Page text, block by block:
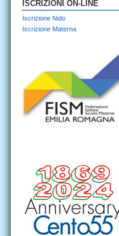
ISCRIZIONI ON-LINE
Iscrizione Nido
Iscrizione Materna